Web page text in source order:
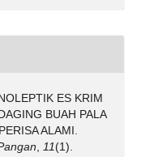
ES KRIM
BUAH PALA
ALAMI.
, 11(1).